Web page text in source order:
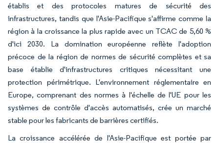
établis et des protocoles matures de sécurité des
infrastructures, tandis que l'Asie-Pacifique s'affirme comme la
région à la croissance la plus rapide avec un TCAC de 5,60 %
d'ici 2030. La domination européenne reflète l'adoption
précoce de la région de normes de sécurité complètes et sa
base établie d'infrastructures critiques nécessitant une
protection périmétrique. L'environnement réglementaire en
Europe, comprenant des normes à l'échelle de l'UE pour les
systèmes de contrôle d'accès automatisés, crée un marché
stable pour les fabricants de barrières certifiés.
La croissance accélérée de l'Asie-Pacifique est portée par